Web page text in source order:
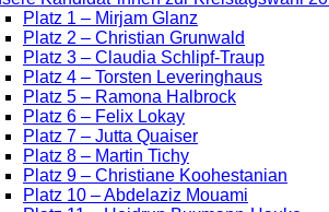
Platz 1 – Mirjam Glanz
Platz 2 – Christian Grunwald
Platz 3 – Claudia Schlipf-Traup
Platz 4 – Torsten Leveringhaus
Platz 5 – Ramona Halbrock
Platz 6 – Felix Lokay
Platz 7 – Jutta Quaiser
Platz 8 – Martin Tichy
Platz 9 – Christiane Koohestanian
Platz 10 – Abdelaziz Mouami